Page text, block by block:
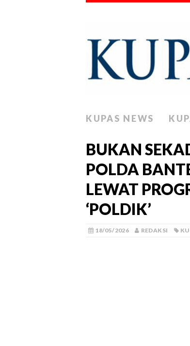
KUPAS NEWS
BUKAN
POLDA
LEWAT
‘POLDIK’
18/05/2026 REDAKSI